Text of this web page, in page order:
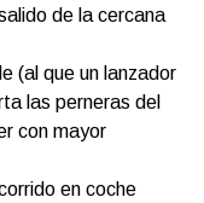
de la cercana
(al que un lanzador
las perneras del
con mayor
en coche